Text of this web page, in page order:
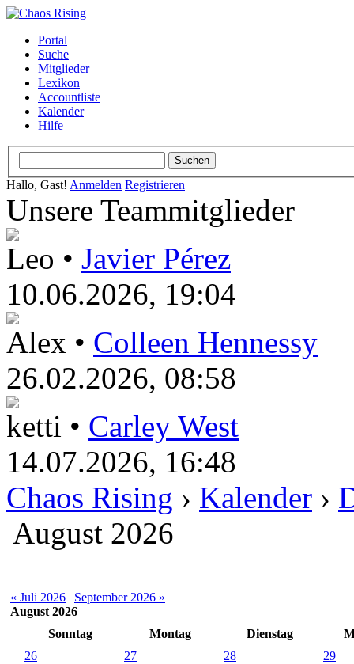
Portal
Suche
Mitglieder
Lexikon
Accountliste
Kalender
Hilfe
Hallo, Gast! Anmelden Registrieren
Unsere Teammitglieder
Leo • Javier Pérez
10.06.2026, 19:04
Alex • Colleen Hennessy
26.02.2026, 08:58
ketti • Carley West
14.07.2026, 16:48
Chaos Rising › Kalender ›
August 2026
« Juli 2026 | September 2026 »
August 2026
Sonntag
Montag Dienstag
26 27 28 29